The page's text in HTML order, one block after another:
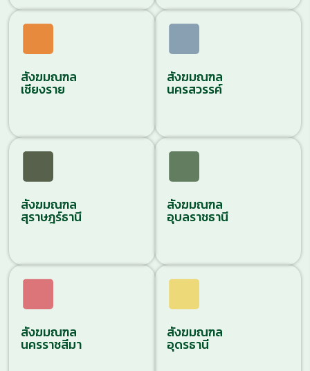
ผลกิจกรรม
สังฆมณฑล
เชียงราย
สังฆมณฑล
นครสวรรค์
สังฆมณฑล
สุราษฎร์ธานี
สังฆมณฑล
อุบลราชธานี
สังฆมณฑล
นครราชสีมา
สังฆมณฑล
อุดรธานี